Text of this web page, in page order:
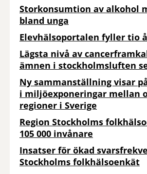
Storkonsumtion av alkohol
bland unga
Elevhälsoportalen fyller tio
Lägsta nivå av
ämnen i stockholmsluften
Ny sammanställning visar
i miljöexponeringar mellan
regioner i Sverige
Region Stockholms
105 000 invånare
Insatser för ökad
Stockholms folkhälsoenkät